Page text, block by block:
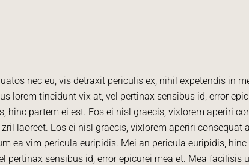
nec eu, vis detraxit periculis ex, nihil expetendis in
lorem tincidunt vix at, vel pertinax sensibus id, error
hinc partem ei est. Eos ei nisl graecis, vixlorem aperiri
laoreet. Eos ei nisl graecis, vixlorem aperiri
ea vim pericula euripidis. Mei an pericula euripidis,
pertinax sensibus id, error epicurei mea et. Mea